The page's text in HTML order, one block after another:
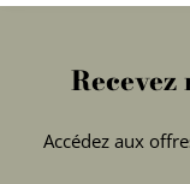
Accédez aux